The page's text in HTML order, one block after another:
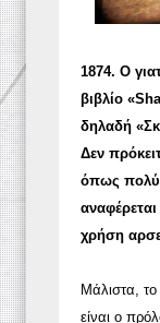
1874. Ο
βιβλίο
δηλαδή
Δεν
όπως πολύ
χρήση
Μάλιστα,
είναι ο